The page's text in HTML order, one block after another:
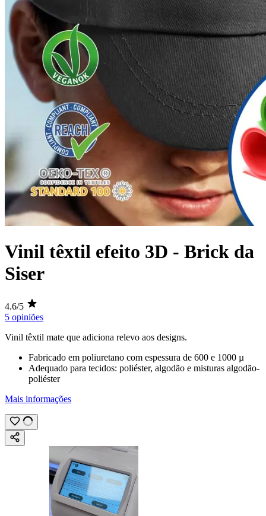
Vinil têxtil efeito 3D - Brick da
Siser
4.6/5
5 opiniões
Vinil têxtil mate que adiciona relevo aos designs.
Fabricado em poliuretano com espessura de 600 e 1000 µ
Adequado para tecidos: poliéster, algodão e misturas algodão-
poliéster
Mais informações